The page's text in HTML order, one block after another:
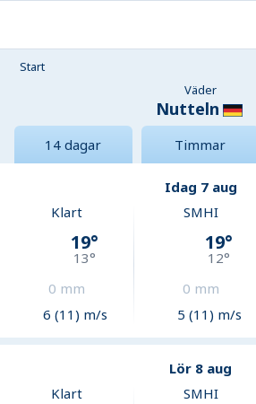
Start
Väder
Nutteln
14 dagar Timmar
Idag 7 aug
Klart
19°
13°
0 mm
6 (11) m/s
SMHI
19°
12°
0 mm
5 (11) m/s
Lör 8 aug
Klart
SMHI